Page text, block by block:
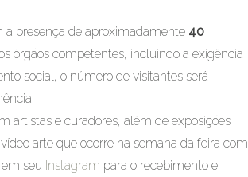
a presença de aproximadamente 40
órgãos competentes, incluindo a exigência
social, o número de visitantes será
artistas e curadores, além de exposições
arte que ocorre na semana da feira com
seu Instagram para o recebimento e